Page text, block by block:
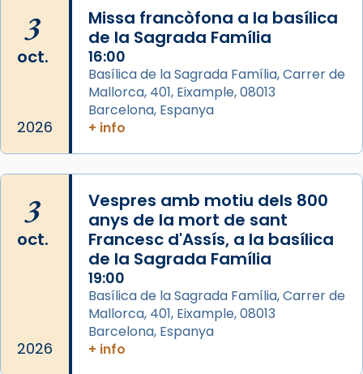
Share
Arquebisbat de Barcelona
2 weeks ago
Jaume, fill de Zebedeu, és juntament amb el
seu germà Joan i Pere un dels que
acompanyava més de prop Jesús.
Herodes Agripa (vers l'any 44).
Patró de Galícia, després de les invasions
musulmanes fou venerat com a patró dels
Regnes castellans i més tard de tota
El seu sepulcre a Compostela fou un gran
centre de peregrinacions medievals de tot
3
oct.
2026
Missa francòfona a la basílica
de la Sagrada Família
16:00
Basílica de la Sagrada Família, Carrer de
Mallorca, 401, Eixample, 08013
Barcelona, Espanya
+ info
3
oct.
2026
Vespres amb motiu dels 800
anys de la mort de sant
Francesc d'Assís, a la basílica
de la Sagrada Família
19:00
Basílica de la Sagrada Família, Carrer de
Mallorca, 401, Eixample, 08013
Barcelona, Espanya
+ info